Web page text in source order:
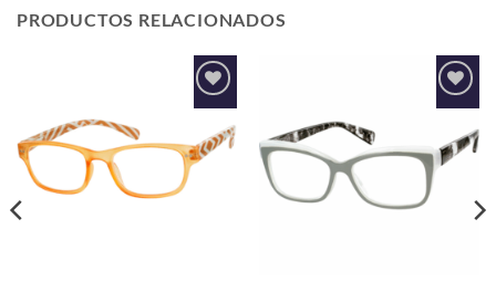
PRODUCTOS RELACIONADOS
Añadir
lista de
deseos
Añadir
lista de
deseos